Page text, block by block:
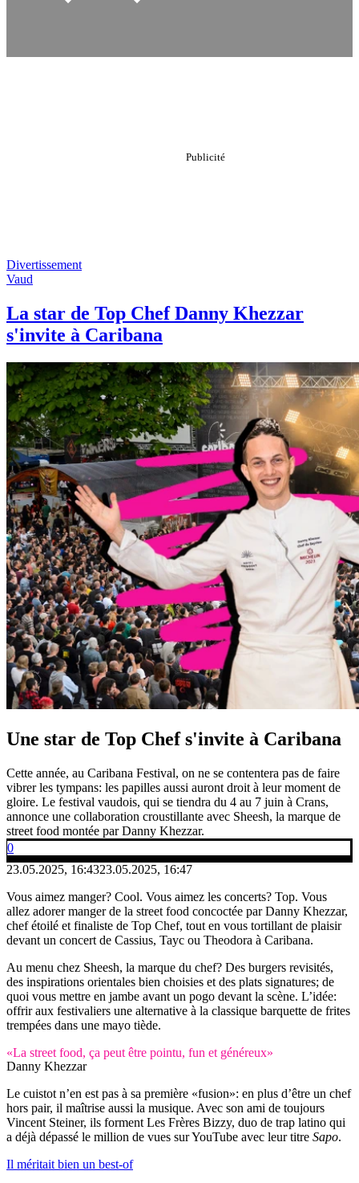
Divertissement
Vaud
La star de Top Chef Danny Khezzar
s'invite à Caribana
Une star de Top Chef s'invite à Caribana
Cette année, au Caribana Festival, on ne se contentera pas de faire
vibrer les tympans: les papilles aussi auront droit à leur moment de
gloire. Le festival vaudois, qui se tiendra du 4 au 7 juin à Crans,
annonce une collaboration croustillante avec Sheesh, la marque de
street food montée par Danny Khezzar.
0
23.05.2025, 16:4323.05.2025, 16:47
Vous aimez manger? Cool. Vous aimez les concerts? Top. Vous
allez adorer manger de la street food concoctée par Danny Khezzar,
chef étoilé et finaliste de Top Chef, tout en vous tortillant de plaisir
devant un concert de Cassius, Tayc ou Theodora à Caribana.
Au menu chez Sheesh, la marque du chef? Des burgers revisités,
des inspirations orientales bien choisies et des plats signatures; de
quoi vous mettre en jambe avant un pogo devant la scène. L’idée:
offrir aux festivaliers une alternative à la classique barquette de frites
trempées dans une mayo tiède.
«La street food, ça peut être pointu, fun et généreux»
Danny Khezzar
Le cuistot n’en est pas à sa première «fusion»: en plus d’être un chef
hors pair, il maîtrise aussi la musique. Avec son ami de toujours
Vincent Steiner, ils forment Les Frères Bizzy, duo de trap latino qui
a déjà dépassé le million de vues sur YouTube avec leur titre Sapo.
Il méritait bien un best-of